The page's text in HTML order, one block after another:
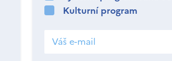
Kulturní program